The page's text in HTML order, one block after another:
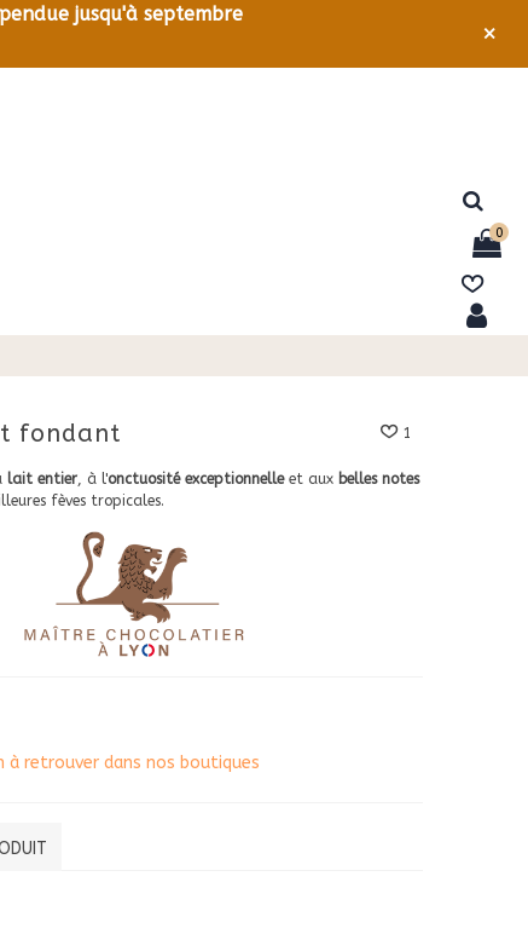
0
fondant 1
lait entier, à l'onctuosité exceptionnelleet aux belles notes
fèves tropicales.
à retrouver dans nos boutiques
jusqu'à septembre
×